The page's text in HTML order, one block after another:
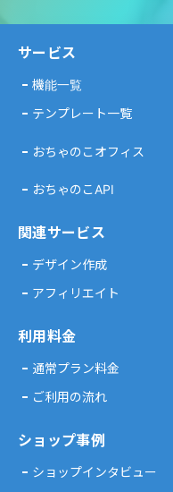
サービス
機能一覧
テンプレート一覧
おちゃのこオフィス
おちゃのこAPI
関連サービス
デザイン作成
アフィリエイト
利用料金
通常プラン料金
ご利用の流れ
ショップ事例
ショップインタビュー